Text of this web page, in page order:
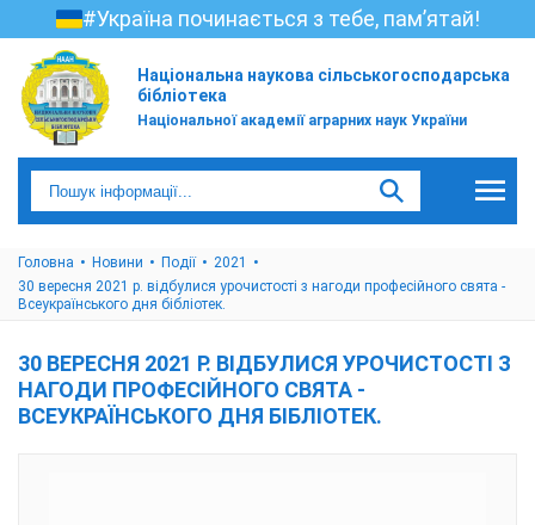
#Україна починається з тебе, пам’ятай!
Національна наукова сільськогосподарська
бібліотека
Національної академії аграрних наук України
Головна Новини Події
2021
30 вересня 2021 р. відбулися урочистості з нагоди професійного свята -
Всеукраїнського дня бібліотек.
30 ВЕРЕСНЯ 2021 Р. ВІДБУЛИСЯ УРОЧИСТОСТІ З
НАГОДИ ПРОФЕСІЙНОГО СВЯТА -
ВСЕУКРАЇНСЬКОГО ДНЯ БІБЛІОТЕК.